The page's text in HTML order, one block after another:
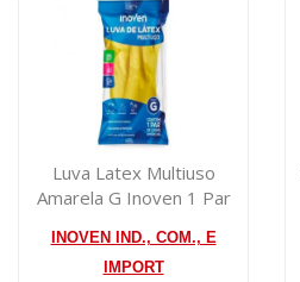
Luva Latex Multiuso
Amarela G Inoven 1 Par
INOVEN IND., COM., E
IMPORT